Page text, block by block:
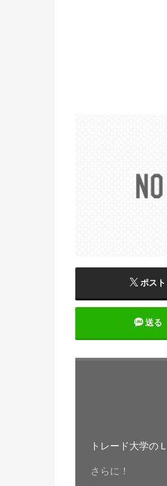
ポスト
送る
トレード大学の
さらに！